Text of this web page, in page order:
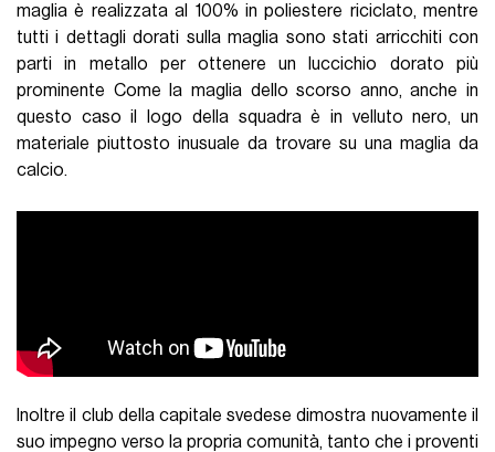
maglia è realizzata al 100% in poliestere riciclato, mentre
tutti i dettagli dorati sulla maglia sono stati arricchiti con
parti in metallo per ottenere un luccichio dorato più
prominente Come la maglia dello scorso anno, anche in
questo caso il logo della squadra è in velluto nero, un
materiale piuttosto inusuale da trovare su una maglia da
calcio.
Inoltre il club della capitale svedese dimostra nuovamente il
suo impegno verso la propria comunità, tanto che i proventi